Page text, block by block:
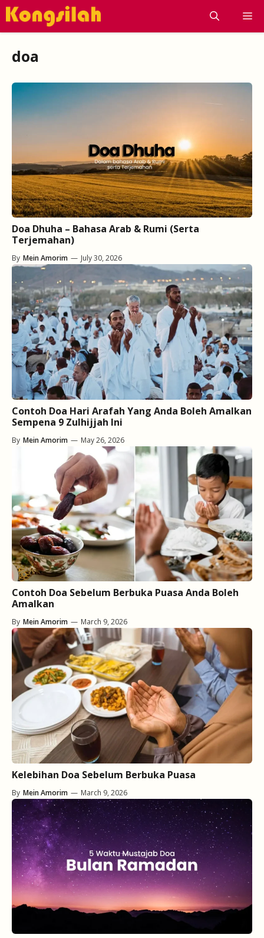
Skip
doa
Doa Dhuha – Bahasa Arab & Rumi (Serta
Terjemahan)
By Mein Amorim — July 30, 2026
Contoh Doa Hari Arafah Yang Anda Boleh Amalkan
Sempena 9 Zulhijjah Ini
By Mein Amorim — May 26, 2026
Contoh Doa Sebelum Berbuka Puasa Anda Boleh
Amalkan
By Mein Amorim — March 9, 2026
Kelebihan Doa Sebelum Berbuka Puasa
By Mein Amorim — March 9, 2026